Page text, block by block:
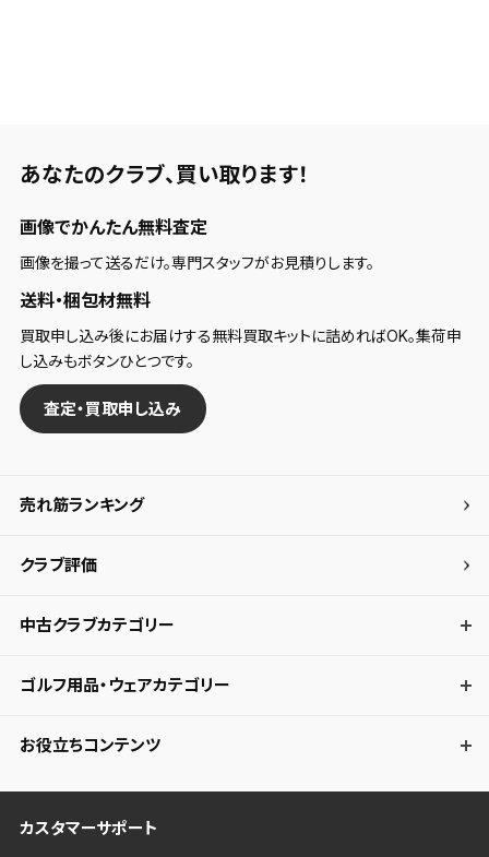
あなたのクラブ、 買い取ります！
画像でかんたん無料査定
画像を撮って送るだけ。専門スタッフがお見積りします。
送料・梱包材無料
買取申し込み後にお届けする無料買取キットに詰めればOK。集荷申
し込みもボタンひとつです。
査定・買取申し込み
売れ筋ランキング
クラブ評価
中古クラブカテゴリー
ゴルフ用品・ウェアカテゴリー
お役立ちコンテンツ
カスタマーサポート